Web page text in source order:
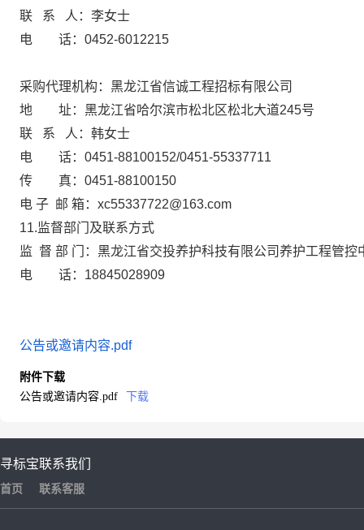
联 系 人： 李女士
电
话： 0452-6012215
采购代理机构：黑龙江省信诚工程招标有限公司
地
址：黑龙江省哈尔滨市松北区松北大道245号
联
系 人： 韩女士
电
话： 0451-88100152/0451-55337711
传
真： 0451-88100150
电 子 邮 箱： xc55337722@163.com
11.监督部门及联系方式
监 督 部 门： 黑龙江省交投养护科技有限公司养护工程管控
电
话： 18845028909
公告或邀请内容.pdf
附件下载
公告或邀请内容.pdf
下载
寻标宝
首页
联系我们
联系客服